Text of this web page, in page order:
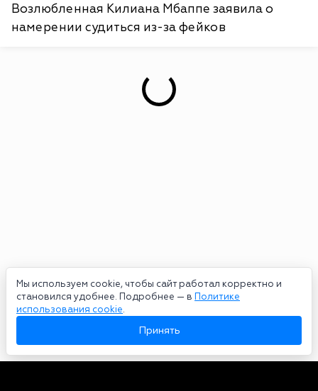
Мы используем cookie, чтобы сайт работал корректно и
становился удобнее. Подробнее — в Политике
использования cookie.
Принять
Возлюбленная Килиана Мбаппе заявила о
намерении судиться из-за фейков